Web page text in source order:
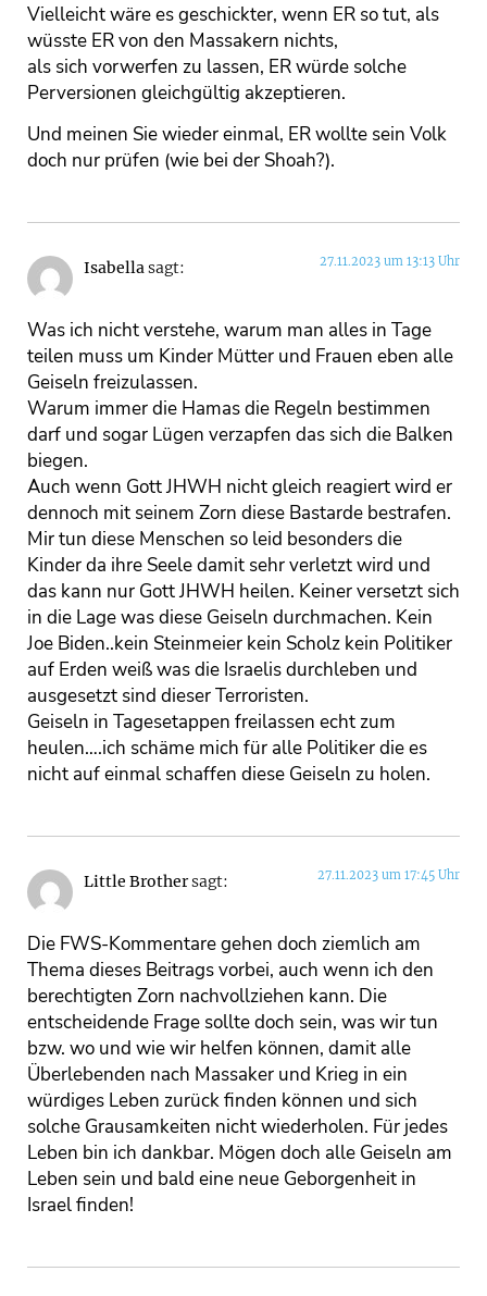
Vielleicht wäre es geschickter, wenn ER so tut, als
wüsste ER von den Massakern nichts,
als sich vorwerfen zu lassen, ER würde solche
Perversionen gleichgültig akzeptieren.
Und meinen Sie wieder einmal, ER wollte sein Volk
doch nur prüfen (wie bei der Shoah?).
Isabellasagt: 27.11.2023 um 13:13 Uhr
Was ich nicht verstehe, warum man alles in Tage
teilen muss um Kinder Mütter und Frauen eben alle
Geiseln freizulassen.
Warum immer die Hamas die Regeln bestimmen
darf und sogar Lügen verzapfen das sich die Balken
biegen.
Auch wenn Gott JHWH nicht gleich reagiert wird er
dennoch mit seinem Zorn diese Bastarde bestrafen.
Mir tun diese Menschen so leid besonders die
Kinder da ihre Seele damit sehr verletzt wird und
das kann nur Gott JHWH heilen. Keiner versetzt sich
in die Lage was diese Geiseln durchmachen. Kein
Joe Biden..kein Steinmeier kein Scholz kein Politiker
auf Erden weiß was die Israelis durchleben und
ausgesetzt sind dieser Terroristen.
Geiseln in Tagesetappen freilassen echt zum
heulen….ich schäme mich für alle Politiker die es
nicht auf einmal schaffen diese Geiseln zu holen.
Little Brothersagt: 27.11.2023 um 17:45 Uhr
Die FWS-Kommentare gehen doch ziemlich am
Thema dieses Beitrags vorbei, auch wenn ich den
berechtigten Zorn nachvollziehen kann. Die
entscheidende Frage sollte doch sein, was wir tun
bzw. wo und wie wir helfen können, damit alle
Überlebenden nach Massaker und Krieg in ein
würdiges Leben zurück finden können und sich
solche Grausamkeiten nicht wiederholen. Für jedes
Leben bin ich dankbar. Mögen doch alle Geiseln am
Leben sein und bald eine neue Geborgenheit in
Israel finden!